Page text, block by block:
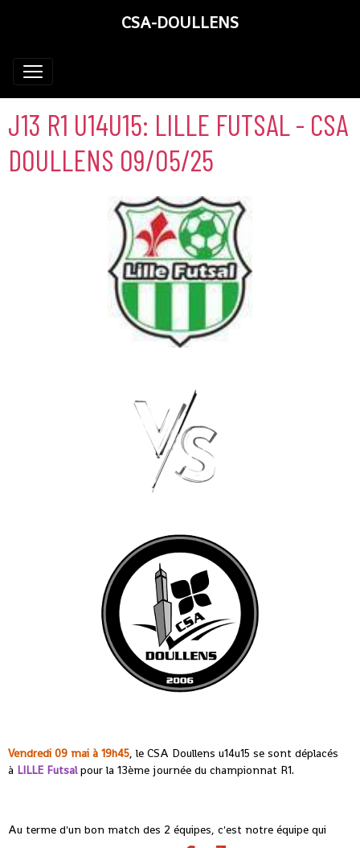
CSA-DOULLENS
J13 R1 U14U15: LILLE FUTSAL - CSA
DOULLENS 09/05/25
Vendredi 09 mai à 19h45 , le CSA Doullens u14u15 se sont déplacés
à LILLE Futsalpour la 13ème journée du championnat R1.
Au terme d'un bon match des 2 équipes, c'est notre équipe qui